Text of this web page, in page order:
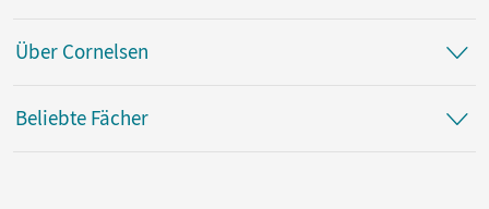
Über Cornelsen
Beliebte Fächer